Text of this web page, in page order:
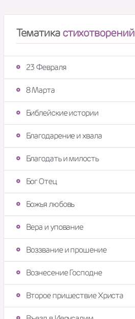
Тематикастихотворений
23 Февраля
8 Марта
Библейские истории
Благодарение и хвала
Благодать и милость
Бог Отец
Божья любовь
Вера и упование
Воззвание и прошение
Вознесение Господне
Второе пришествие Христа